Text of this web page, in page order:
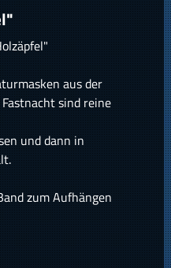
aus der
sind reine
und dann in
zum Aufhängen